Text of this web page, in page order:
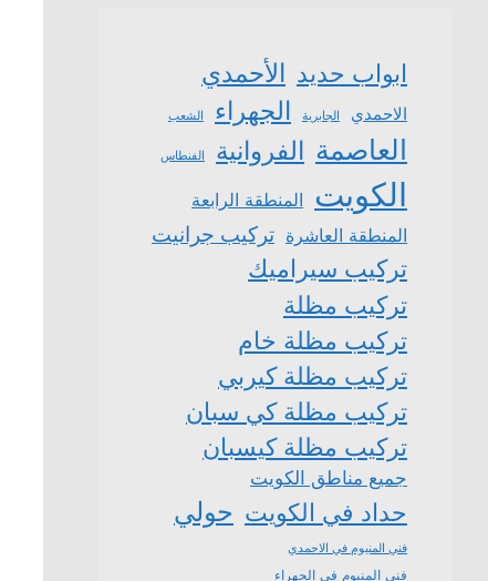
ابواب حديد الأحمدي
الاحمدي الجابرية الجهراء الشعب
العاصمة الفروانية الفنطاس
الكويت المنطقة الرابعة
المنطقة العاشرة تركيب جرانيت
تركيب سيراميك
تركيب مظلة
تركيب مظلة خام
تركيب مظلة كيربي
تركيب مظلة كي سبان
تركيب مظلة كيسبان
جميع مناطق الكويت
حداد في الكويت حولي
فني المنيوم في الاحمدي
فني المنيوم في الجهراء